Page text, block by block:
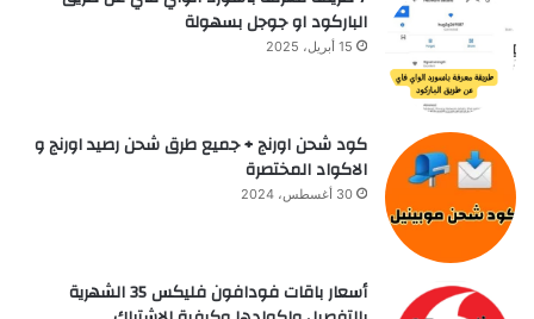
الباركود او جوجل بسهولة
15 أبريل، 2025
كود شحن اورنج + جميع طرق شحن رصيد اورنج و
الاكواد المختصرة
30 أغسطس، 2024
أسعار باقات فودافون فلیکس 35 الشهرية